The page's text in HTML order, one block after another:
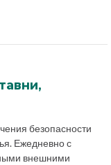
безопасности
Ежедневно с
внешними